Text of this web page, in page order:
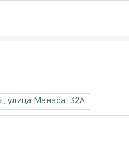
улица Манаса, 32А